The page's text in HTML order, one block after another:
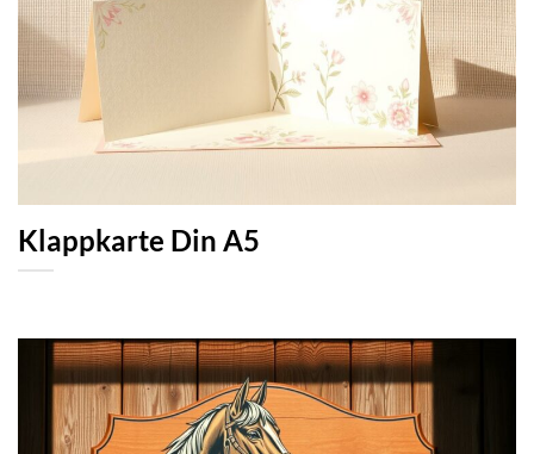
Klappkarte Din A5